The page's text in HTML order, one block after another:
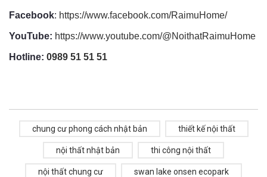
Facebook: https://www.facebook.com/RaimuHome/
YouTube: https://www.youtube.com/@NoithatRaimuHome
Hotline: 0989 51 51 51
chung cư phong cách nhật bản thiết kế nội thất
nội thất nhật bản thi công nội thất
nội thất chung cư swan lake onsen ecopark